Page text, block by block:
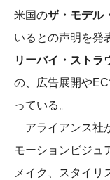
米国のザ・モデル
いるとの声明を発
リーバイ・ストラ
の、広告展開や
っている。
アライアンス社
モーションビジュ
メイク、スタイリ